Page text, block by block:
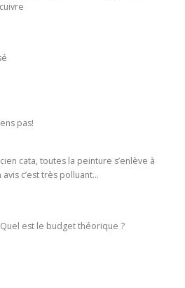
pas!
cata, toutes la peinture s’enlève à
c’est très polluant…
est le budget théorique ?